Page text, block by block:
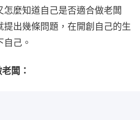
怎麼知道自己是否適合做老闆
提出幾條問題，在開創自己的生
己。
闆：